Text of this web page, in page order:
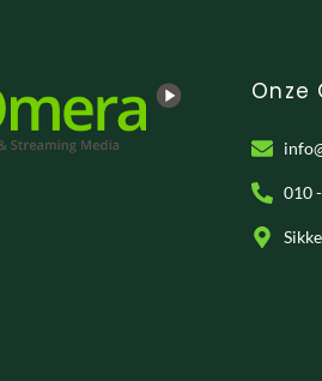
Onze
010